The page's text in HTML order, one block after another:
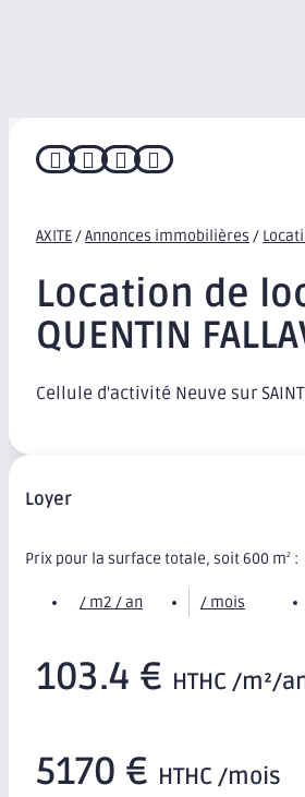
   
AXITE/Annonces immobilières /
Location de
QUENTIN
Cellule d'activité Neuve sur
Loyer
Prix pour la surface totale, soit 600 m2 :
/ m2 / an / mois
103.4 € HTHC /m²/
5170 € HTHC /mois